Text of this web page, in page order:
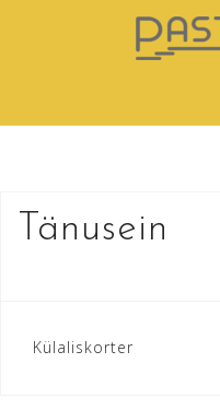
Tänusein
Külaliskorter